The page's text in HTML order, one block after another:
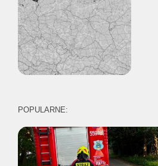
POPULARNE: